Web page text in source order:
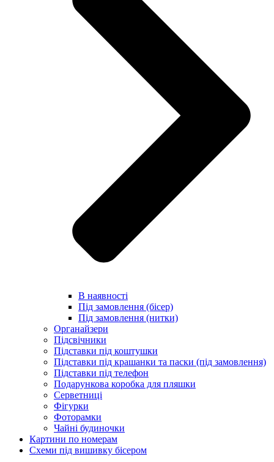
В наявності
Під замовлення (бісер)
Під замовлення (нитки)
Органайзери
Підсвічники
Підставки під коштушки
Підставки під крашанки та паски (під замовлення)
Підставки під телефон
Подарункова коробка для пляшки
Серветниці
Фігурки
Фоторамки
Чайні будиночки
Картини по номерам
Схеми під вишивку бісером